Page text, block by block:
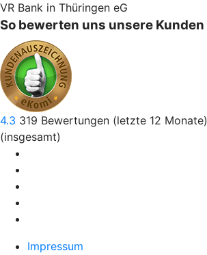
VR Bank in Thüringen eG
So bewerten uns unsere Kunden
4.3 319 Bewertungen (letzte 12 Monate)
(insgesamt)
Impressum